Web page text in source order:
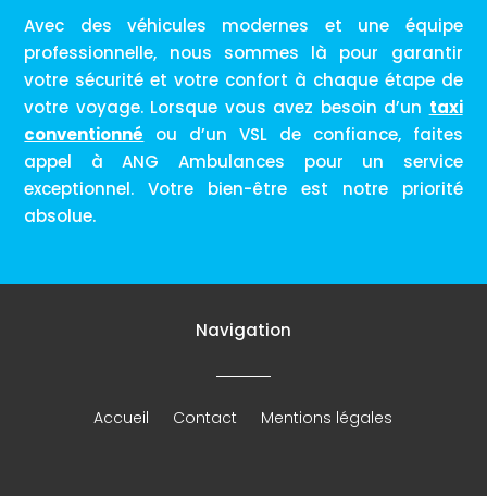
Avec des véhicules modernes et une équipe
professionnelle, nous sommes là pour garantir
votre sécurité et votre confort à chaque étape de
votre voyage. Lorsque vous avez besoin d’un taxi
conventionné ou d’un VSL de confiance, faites
appel à ANG Ambulances pour un service
exceptionnel. Votre bien-être est notre priorité
absolue.
Navigation
Accueil Contact Mentions légales